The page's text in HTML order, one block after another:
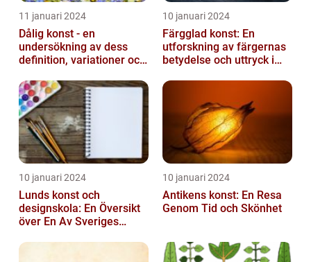
11 januari 2024
Dålig konst - en
undersökning av dess
definition, variationer och
10 januari 2024
Färgglad konst: En
utforskning av färgernas
betydelse och uttryck i
10 januari 2024
Lunds konst och
designskola: En Översikt
över En Av Sveriges
Utbildningsanstalter inom
10 januari 2024
Antikens konst: En Resa
Genom Tid och Skönhet